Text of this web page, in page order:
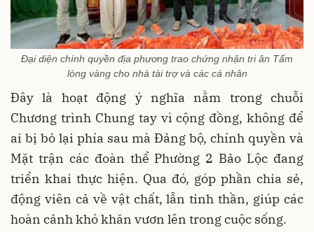
Đại diện chính quyền địa phương trao chứng nhận tri ân Tấm
lòng vàng cho nhà tài trợ và các cá nhân
Đây là hoạt động ý nghĩa nằm trong chuỗi
Chương trình Chung tay vì cộng đồng, không để
ai bị bỏ lại phía sau mà Đảng bộ, chính quyền và
Mặt trận các đoàn thể Phường 2 Bảo Lộc đang
triển khai thực hiện. Qua đó, góp phần chia sẻ,
động viên cả về vật chất, lẫn tinh thần, giúp các
hoàn cảnh khó khăn vươn lên trong cuộc sống.